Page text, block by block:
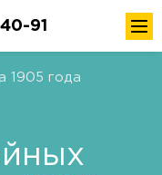
91
1905 года